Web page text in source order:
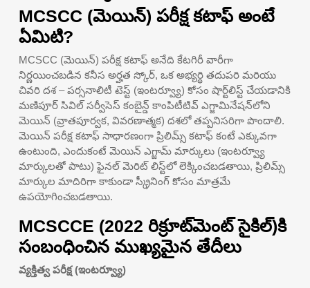
MCSCC (మెయిన్) పరీక్ష కటాఫ్ అంటే
ఏమిటి?
MCSCC (మెయిన్) పరీక్ష కటాఫ్ అనేది కేటగిరీ వారీగా
నిర్ణయించబడిన కనీస అర్హత స్కోర్, ఒక అభ్యర్థి తదుపరి మరియు
చివరి దశ – పర్సనాలిటీ టెస్ట్ (ఇంటర్వ్యూ) కోసం షార్ట్‌లిస్ట్ చేయడానికి
మణిపూర్ సివిల్ సర్వీసెస్ కంబైన్డ్ కాంపిటీటివ్ ఎగ్జామినేషన్‌లోని
మెయిన్ (వ్రాతపూర్వక, వివరణాత్మక) దశలో తప్పనిసరిగా పొందాలి.
మెయిన్ పరీక్ష కటాఫ్ సాధారణంగా ప్రిలిమ్స్ కటాఫ్ కంటే ఎక్కువగా
ఉంటుంది, ఎందుకంటే మెయిన్ ఎగ్జామ్ మార్కులు (ఇంటర్వ్యూ
మార్కులతో పాటు) ఫైనల్ మెరిట్ లిస్ట్‌లో లెక్కించబడతాయి, ప్రిలిమ్స్
మార్కుల మాదిరిగా కాకుండా స్క్రీనింగ్ కోసం మాత్రమే
ఉపయోగించబడతాయి.
MCSCCE (2022 రిక్రూట్‌మెంట్ సైకిల్)కి
సంబంధించిన ముఖ్యమైన తేదీలు
వ్యక్తిత్వ పరీక్ష (ఇంటర్వ్యూ)